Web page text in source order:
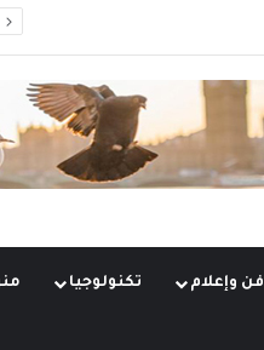
فن وإعلام تكنولوجيا